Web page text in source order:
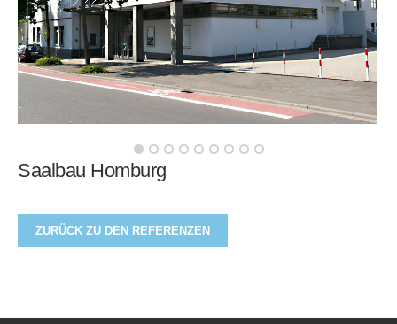
Saalbau Homburg
ZURÜCK ZU DEN REFERENZEN